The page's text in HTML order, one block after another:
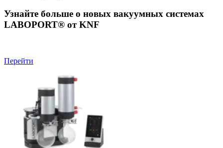
Узнайте больше о новых вакуумных системах
LABOPORT® от KNF
Перейти